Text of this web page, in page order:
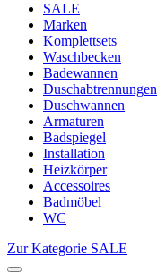
SALE
Marken
Komplettsets
Waschbecken
Badewannen
Duschabtrennungen
Duschwannen
Armaturen
Badspiegel
Installation
Heizkörper
Accessoires
Badmöbel
WC
Zur Kategorie SALE